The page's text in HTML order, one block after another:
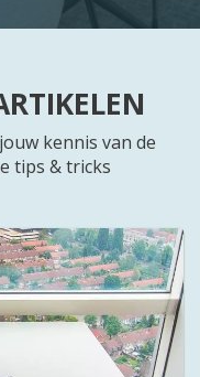
kennis van de
tips & tricks